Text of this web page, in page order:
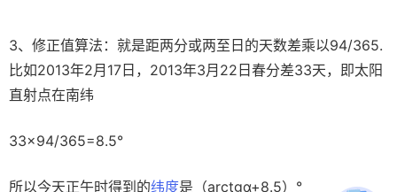
3、修正值算法：就是距两分或两至日的天数差乘以94/365.
比如2013年2月17日，2013年3月22日春分差33天，即太阳
直射点在南纬
33×94/365=8.5°
所以今天正午时得到的纬度是（arctgα+8.5）°